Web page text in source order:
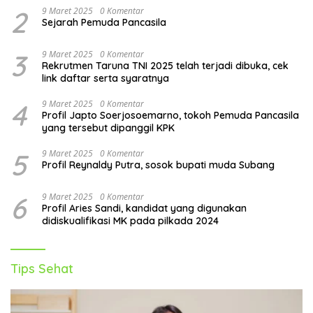
2 9 Maret 2025 0 Komentar
Sejarah Pemuda Pancasila
3 9 Maret 2025 0 Komentar
Rekrutmen Taruna TNI 2025 telah terjadi dibuka, cek
link daftar serta syaratnya
4 9 Maret 2025 0 Komentar
Profil Japto Soerjosoemarno, tokoh Pemuda Pancasila
yang tersebut dipanggil KPK
5 9 Maret 2025 0 Komentar
Profil Reynaldy Putra, sosok bupati muda Subang
6 9 Maret 2025 0 Komentar
Profil Aries Sandi, kandidat yang digunakan
didiskualifikasi MK pada pilkada 2024
Tips Sehat